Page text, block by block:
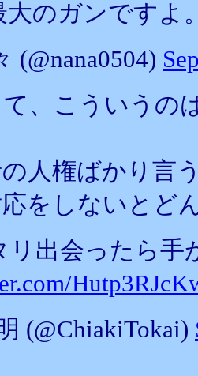
大のガンですよ
(@nana0504)
、こういうの
人権ばかり言
をしないとど
リ出会ったら手
(@ChiakiTokai)